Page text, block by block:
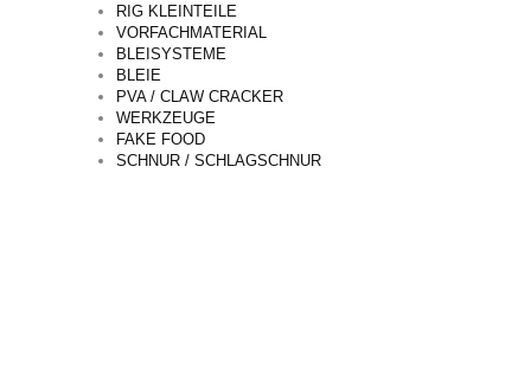
RIG KLEINTEILE
VORFACHMATERIAL
BLEISYSTEME
BLEIE
PVA / CLAW CRACKER
WERKZEUGE
FAKE FOOD
SCHNUR / SCHLAGSCHNUR